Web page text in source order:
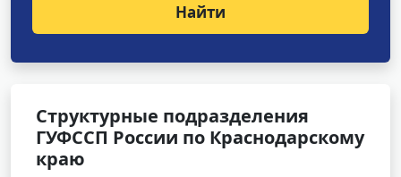
Найти
Структурные подразделения
ГУФССП России по Краснодарскому
краю